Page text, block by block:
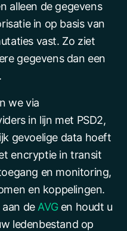
alleen de gegevens
in op basis van
vast. Zo ziet
gegevens dan een
we via
in lijn met PSD2,
gevoelige data hoeft
encryptie in transit
en monitoring,
en koppelingen.
de AVGen houdt u
ledenbestand op